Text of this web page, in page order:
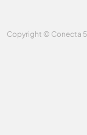
Copyright © Conecta 5